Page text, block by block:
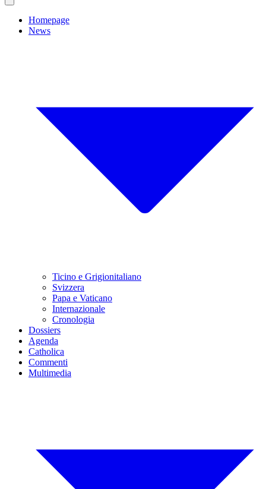
Homepage
News
Ticino e Grigionitaliano
Svizzera
Papa e Vaticano
Internazionale
Cronologia
Dossiers
Agenda
Catholica
Commenti
Multimedia